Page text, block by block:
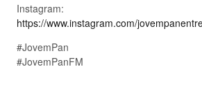
Instagram:
https://www.instagram.com/
#JovemPan
#JovemPanFM